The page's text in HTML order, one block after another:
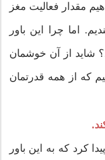
مقدار فعالیت مغز
اما چرا این باور
شاید از آن خوشمان
که از همه قدرتمان
کرد که به این باور